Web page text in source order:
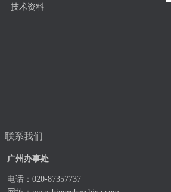
技术资料
联系我们
广州办事处
电话：020-87357737